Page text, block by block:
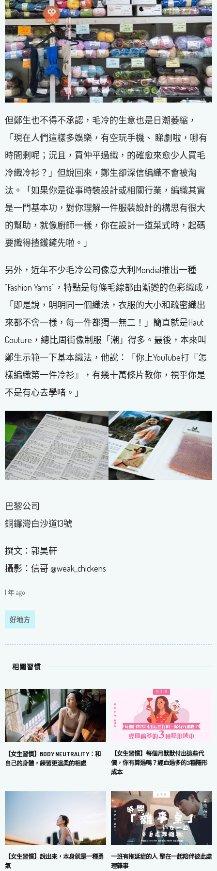
但鄭生也不得不承認，毛冷的生意也是日潮萎縮，
「現在人們這樣多娛樂，有空玩手機、 睇劇啦，哪有
時間剩呢；況且，買仲平過織，的確愈來愈少人買毛
冷織冷衫？」但說回來，鄭生卻深信編織不會被淘
汰。「如果你是從事時裝設計或相關行業，編織其實
是一門基本功，對你理解一件服裝設計的構思有很大
的幫助，就像廚師一樣，你在設計一道菜式時，起碼
要識得揸鑊鏟先啦。」
另外，近年不少毛冷公司像意大利Mondial推出一種
“Fashion Yarns”，特點是每條毛線都由漸變的色彩織成，
「即是說，明明同一個織法，衣服的大小和疏密織出
來都不會一樣，每一件都獨一無二！」簡直就是Haut
Couture，總比周街像制服「潮」得多。最後，本來叫
鄭生示範一下基本織法，他說：「你上YouTube打『怎
樣編織第一件冷衫』，有幾十萬條片教你，視乎你是
不是有心去學啫。」
巴黎公司
銅鑼灣白沙道13號
撰文：郭昊軒
攝影：信哥 @weak_chickens
1 年 ago
好地方
相關習慣
【女生習慣】BODY NEUTRALITY：和
自己的身體，練習更溫柔的相處
【女生習慣】每個月默默付出這些代
價，你有算過嗎？經血過多的3種隱形
成本
【女生習慣】說出來，本身就是一種勇
氣
一班有拖延症的人 聚在一起陪伴彼此處
理雜事